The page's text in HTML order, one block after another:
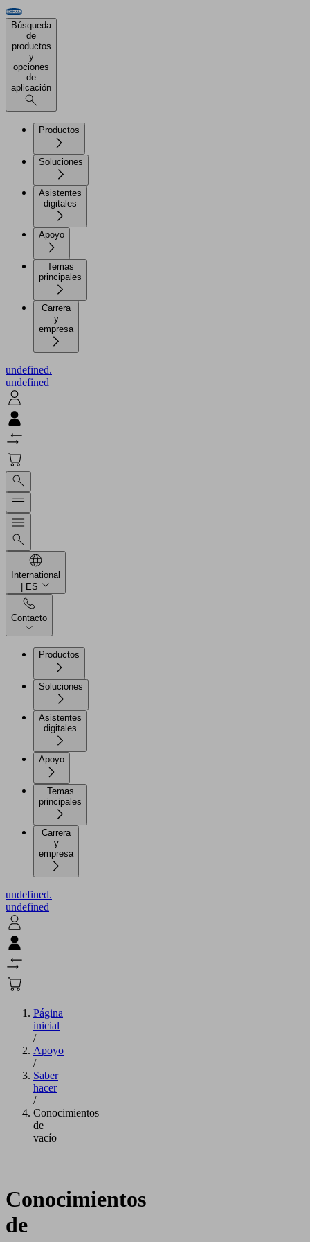
Búsqueda
de
productos
y
opciones
de
aplicación
Productos
Soluciones
Asistentes
Apoyo
Temas
principales
Carrera
y
empresa
undefined.
undefined
International
| ES
Contacto
Productos
Soluciones
Asistentes
Apoyo
Temas
principales
Carrera
y
empresa
undefined.
undefined
Página
inicial
/
Apoyo
/
Saber
hacer
/
Conocimientos
de
vacío
Conocimientos
de